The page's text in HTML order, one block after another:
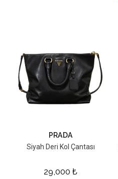
PRADA
Siyah Deri Kol Çantası
29,000 ₺